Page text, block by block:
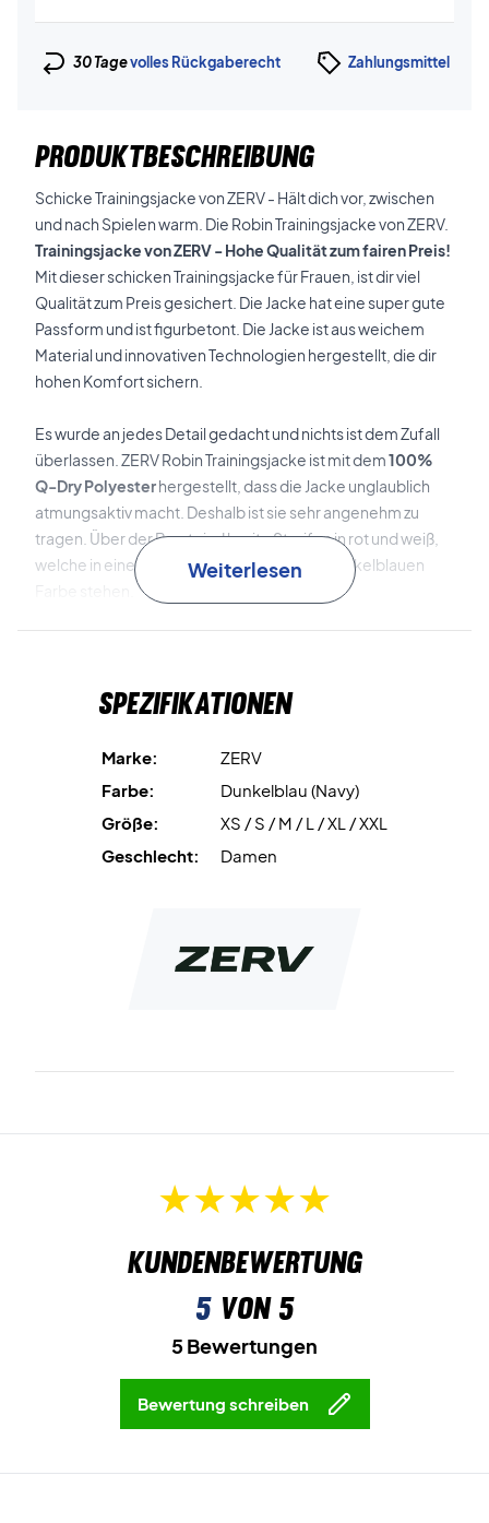
30 Tagevolles Rückgaberecht Zahlungsmittel
PRODUKTBESCHREIBUNG
Schicke Trainingsjacke von ZERV - Hält dich vor, zwischen
und nach Spielen warm. Die Robin Trainingsjacke von ZERV.
Trainingsjacke von ZERV - Hohe Qualität zum fairen Preis!
Mit dieser schicken Trainingsjacke für Frauen, ist dir viel
Qualität zum Preis gesichert. Die Jacke hat eine super gute
Passform und ist figurbetont. Die Jacke ist aus weichem
Material und innovativen Technologien hergestellt, die dir
hohen Komfort sichern.
Es wurde an jedes Detail gedacht und nichts ist dem Zufall
überlassen. ZERV Robin Trainingsjacke ist mit dem100%
Q-Dry Polyesterhergestellt, dass die Jacke unglaublich
atmungsaktiv macht. Deshalb ist sie sehr angenehm zu
tragen. Über der Brust sind breite Streifen in rot und weiß,
welche in einem schicken Kontrast zu der dunkelblauen
geschlossen werden. Darüber hinaus hat die Jacke auch 2
Insgesamt eine tolle Trainingsjacke für die sportliche Frau -
Material: 92% Polyester, 8% Elastan
Weiterlesen
Spezifikationen
Marke:
ZERV
Farbe:
Dunkelblau (Navy)
Größe:
XS / S / M / L / XL / XXL
Geschlecht:
Damen
Kundenbewertung
5von 5
5 Bewertungen
Bewertung schreiben